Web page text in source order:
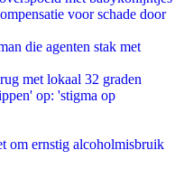
voor schade door
die agenten stak met
met lokaal 32 graden
op: 'stigma op
om ernstig alcoholmisbruik